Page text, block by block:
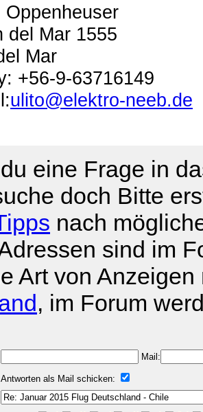
Oppenheuser
del Mar 1555
Mar
+56-9-63716149
ulito@elektro-neeb.de
eine Frage in
doch Bitte
nach
sind im
Art von
, im Forum
Mail:
Antworten als Mail schicken: